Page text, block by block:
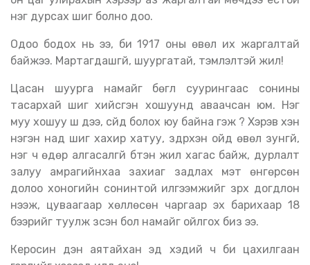
нэг дурсах шиг болно доо.
Одоо бодох нь ээ, би 1917 оны өвөл их жаргалтай
байжээ. Мартагдашгүй, шуургатай, тэмүүлэлтэй жил!
Цасан шуурга намайг бөглүү суурингаас сонины
тасархай шиг хийсгэн хошуунд аваачсан юм. Нэг
муу хошуу шүү дээ, сүйд болох юу байна гэж үү? Хэрэв хэн
нэгэн над шиг хахир хатуу, зүдрүүхэн ойд өвөл зунгүй,
нэг ч өдөр алгасалгүй бүтэн жил хагас байж, дурлалт
залуу амрагийнхаа захиаг задлах мэт өнгөрсөн
долоо хоногийн сонинтой илгээмжийг зүрх догдлон
нээж, цуваагаар хөллөсөн чаргаар эх барихаар 18
бээрийг туулж үзсэн бол намайг ойлгох биз ээ.
Керосин дэн аятайхан эд хэдий ч би цахилгаан